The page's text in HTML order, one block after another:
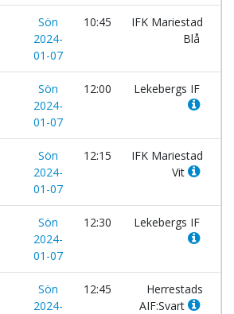
Sön
2024-
01-07
10:45
IFK Mariestad
Blå
Sön
2024-
01-07
12:00 Lekebergs IF
Sön
2024-
01-07
12:15
IFK Mariestad
Vit
Sön
2024-
01-07
12:30 Lekebergs IF
Sön
2024-
12:45
Herrestads
AIF:Svart